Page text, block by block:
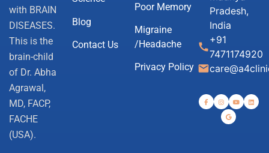
with BRAIN
DISEASES.
This is the
brain-child
of Dr. Abha
Agrawal,
MD, FACP,
FACHE
(USA).
Blog
Contact Us
Poor Memory
Migraine
/Headache
Privacy Policy
Pradesh,
India
call
+91
7471174920
email